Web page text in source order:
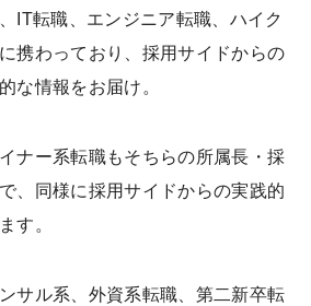
IT転職、エンジニア転職、ハイク
携わっており、採用サイドからの
な情報をお届け。
ナー系転職もそちらの所属長・採
、同様に採用サイドからの実践的
す。
サル系、外資系転職、第二新卒転